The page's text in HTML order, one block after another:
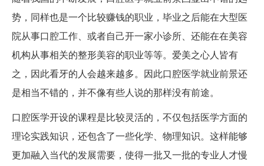
势，同样也是一个比较赚钱的职业，毕业之后能在大型医
院从事口腔工作、或者自己开一家小诊所、还能在在美容
机构从事相关的整形美容的职业等等。爱美之心人皆有
之，因此看牙的人会越来越多。因此口腔医学就业前景还
是相当不错的，并不像有些人说的那样没有前途。
口腔医学开设的课程是比较灵活的，不仅包括医学方面的
理论实践知识，还包含了一些化学、物理知识。这样能够
更加融入当代的发展需要，使得一批又一批的专业人才慢